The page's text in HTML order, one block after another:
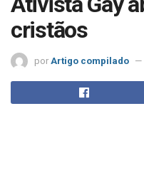
cristãos
por Artigo compilado